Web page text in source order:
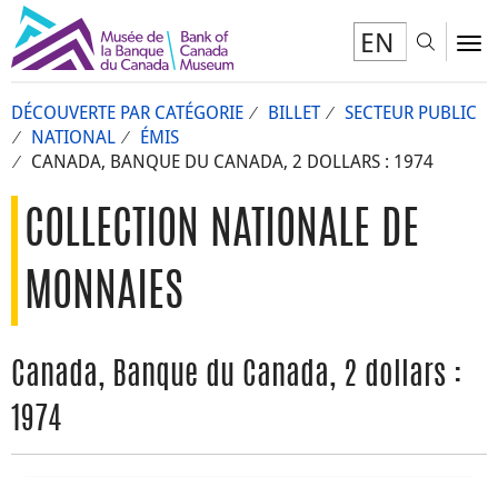
EN
DÉCOUVERTE PAR CATÉGORIE BILLET
SECTEUR PUBLIC
NATIONAL
ÉMIS
CANADA, BANQUE DU CANADA, 2 DOLLARS : 1974
COLLECTION NATIONALE DE
MONNAIES
Canada, Banque du Canada, 2 dollars :
1974